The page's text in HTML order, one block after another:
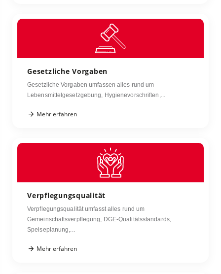
Gesetzliche Vorgaben
Gesetzliche Vorgaben umfassen alles rund um
Lebensmittelgesetzgebung, Hygienevorschriften,...
Mehr erfahren
Verpflegungsqualität
Verpflegungsqualität umfasst alles rund um
Gemeinschaftsverpflegung, DGE-Qualitätsstandards,
Speiseplanung,...
Mehr erfahren